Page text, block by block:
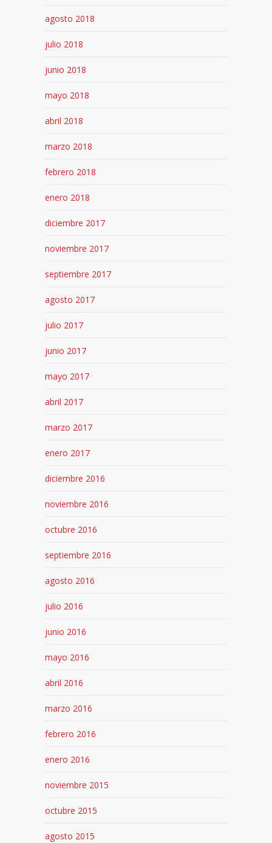
agosto 2018
julio 2018
junio 2018
mayo 2018
abril 2018
marzo 2018
febrero 2018
enero 2018
diciembre 2017
noviembre 2017
septiembre 2017
agosto 2017
julio 2017
junio 2017
mayo 2017
abril 2017
marzo 2017
enero 2017
diciembre 2016
noviembre 2016
octubre 2016
septiembre 2016
agosto 2016
julio 2016
junio 2016
mayo 2016
abril 2016
marzo 2016
febrero 2016
enero 2016
noviembre 2015
octubre 2015
agosto 2015